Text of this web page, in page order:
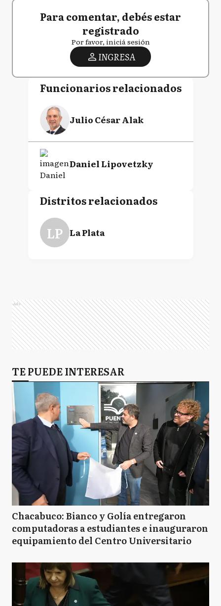
Para comentar, debés estar
registrado
Por favor, iniciá sesión
INGRESA
Funcionarios relacionados
Julio César Alak
Daniel Lipovetzky
Distritos relacionados
LP La Plata
Ads
TE PUEDE INTERESAR
Chacabuco: Bianco y Golía entregaron
computadoras a estudiantes e inauguraron
equipamiento del Centro Universitario